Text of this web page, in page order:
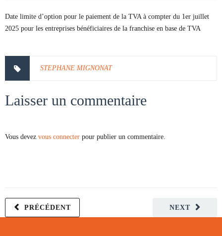
Date limite d’option pour le paiement de la TVA à compter du 1er juillet
2025 pour les entreprises bénéficiaires de la franchise en base de TVA
STEPHANE MIGNONAT
Laisser un commentaire
Vous devez vous connecter pour publier un commentaire.
NEXT
PRÉCÉDENT